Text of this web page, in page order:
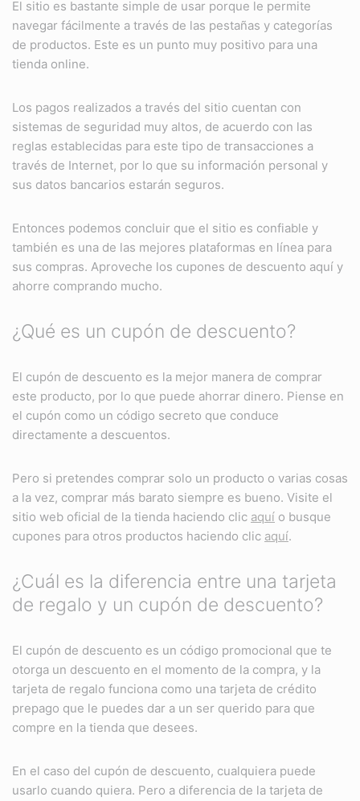
El sitio es bastante simple de usar porque le permite
navegar fácilmente a través de las pestañas y categorías
de productos. Este es un punto muy positivo para una
tienda online.
Los pagos realizados a través del sitio cuentan con
sistemas de seguridad muy altos, de acuerdo con las
reglas establecidas para este tipo de transacciones a
través de Internet, por lo que su información personal y
sus datos bancarios estarán seguros.
Entonces podemos concluir que el sitio es confiable y
también es una de las mejores plataformas en línea para
sus compras. Aproveche los cupones de descuento aquí y
ahorre comprando mucho.
¿Qué es un cupón de descuento?
El cupón de descuento es la mejor manera de comprar
este producto, por lo que puede ahorrar dinero. Piense en
el cupón como un código secreto que conduce
directamente a descuentos.
Pero si pretendes comprar solo un producto o varias cosas
a la vez, comprar más barato siempre es bueno. Visite el
sitio web oficial de la tienda haciendo clic aquí o busque
cupones para otros productos haciendo clic aquí.
¿Cuál es la diferencia entre una tarjeta
de regalo y un cupón de descuento?
El cupón de descuento es un código promocional que te
otorga un descuento en el momento de la compra, y la
tarjeta de regalo funciona como una tarjeta de crédito
prepago que le puedes dar a un ser querido para que
compre en la tienda que desees.
En el caso del cupón de descuento, cualquiera puede
usarlo cuando quiera. Pero a diferencia de la tarjeta de